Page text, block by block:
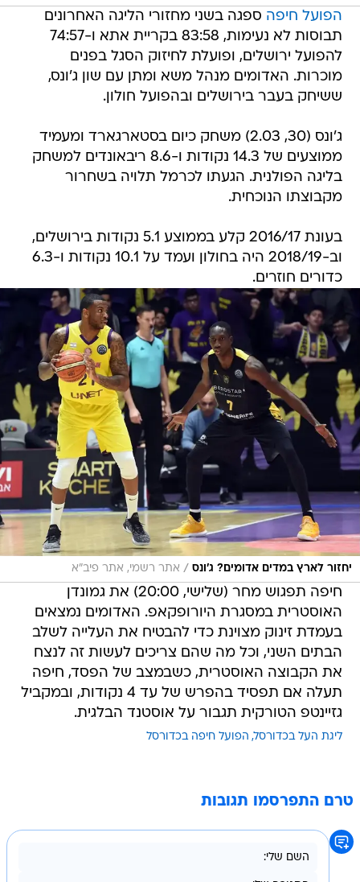
הפועל חיפה ספגה בשני מחזורי הליגה האחרונים
תבוסות לא נעימות, 83:58 בקריית אתא ו-74:57
להפועל ירושלים, ופועלת לחיזוק הסגל בפנים
מוכרות. האדומים מנהל משא ומתן עם שון ג'ונס,
ששיחק בעבר בירושלים ובהפועל חולון.
ג'ונס (30, 2.03) משחק כיום בסטארגארד ומעמיד
ממוצעים של 14.3 נקודות ו-8.6 ריבאונדים למשחק
בליגה הפולנית. הגעתו לכרמל תלויה בשחרור
מקבוצתו הנוכחית.
בעונת 2016/17 קלע בממוצע 5.1 נקודות בירושלים,
וב-2018/19 היה בחולון ועמד על 10.1 נקודות ו-6.3
כדורים חוזרים.
יחזור לארץ במדים אדומים? ג'ונס / אתר רשמי, אתר פיב"א
חיפה תפגוש מחר (שלישי, 20:00) את גמונדן
האוסטרית במסגרת היורופקאפ. האדומים נמצאים
בעמדת זינוק מצוינת כדי להבטיח את העלייה לשלב
הבתים השני, וכל מה שהם צריכים לעשות זה לנצח
את הקבוצה האוסטרית, כשבמצב של הפסד, חיפה
תעלה אם תפסיד בהפרש של עד 4 נקודות, ובמקביל
גזיינטפ הטורקית תגבור על אוסטנד הבלגית.
ליגת העל בכדורסל הפועל חיפה בכדורסל
טרם התפרסמו תגובות